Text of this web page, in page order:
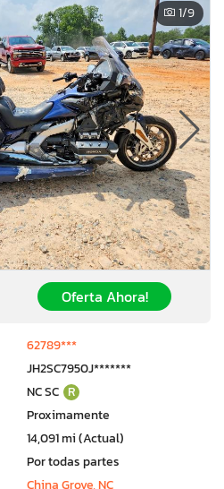
1/9
Oferta Ahora!
62789***
JH2SC7950J*******
NC SC R
Proximamente
14,091 mi (Actual)
Por todas partes
China Grove, NC